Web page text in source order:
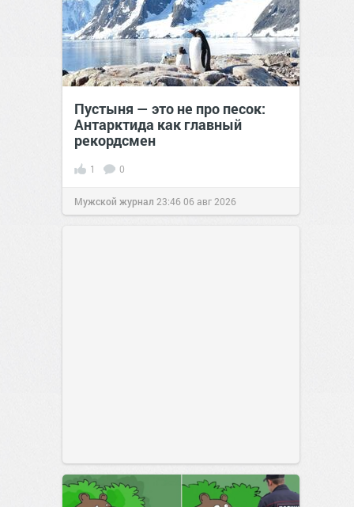
Пустыня — это не про песок:
Антарктида как главный
рекордсмен
1 0
Мужской журнал 23:4606 авг 2026